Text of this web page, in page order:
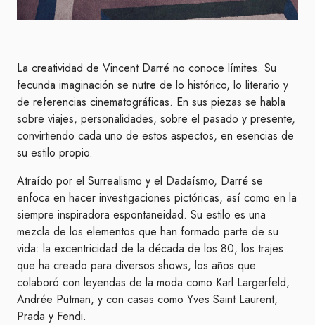
La creatividad de Vincent Darré no conoce límites. Su
fecunda imaginación se nutre de lo histórico, lo literario y
de referencias cinematográficas. En sus piezas se habla
sobre viajes, personalidades, sobre el pasado y presente,
convirtiendo cada uno de estos aspectos, en esencias de
su estilo propio.
Atraído por el Surrealismo y el Dadaísmo, Darré se
enfoca en hacer investigaciones pictóricas, así como en la
siempre inspiradora espontaneidad. Su estilo es una
mezcla de los elementos que han formado parte de su
vida: la excentricidad de la década de los 80, los trajes
que ha creado para diversos shows, los años que
colaboró con leyendas de la moda como Karl Largerfeld,
Andrée Putman, y con casas como Yves Saint Laurent,
Prada y Fendi.